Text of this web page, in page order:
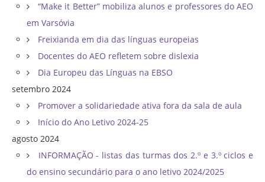
“Make it Better” mobiliza alunos e professores do AEO
em Varsóvia
Freixianda em dia das línguas europeias
Docentes do AEO refletem sobre dislexia
Dia Europeu das Línguas na EBSO
setembro 2024
Promover a solidariedade ativa fora da sala de aula
Início do Ano Letivo 2024-25
agosto 2024
INFORMAÇÃO - listas das turmas dos 2.º e 3.º ciclos e
do ensino secundário para o ano letivo 2024/2025